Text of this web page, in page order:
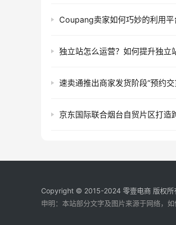
Coupang卖家如何巧妙的利用
独立站怎么运营？如何提升独立
速卖通推出商家发货阶段“预约交
Copyright © 2015-2024 零壹电商 版权所
申明：本站部分文字及图片来源于网络，